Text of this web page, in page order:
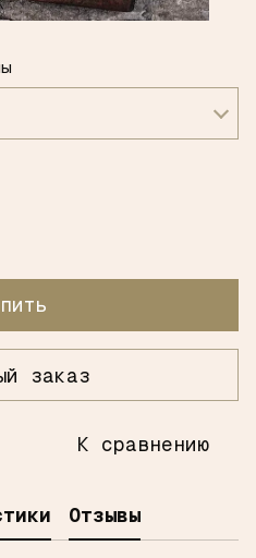
заказ
К сравнению
Отзывы